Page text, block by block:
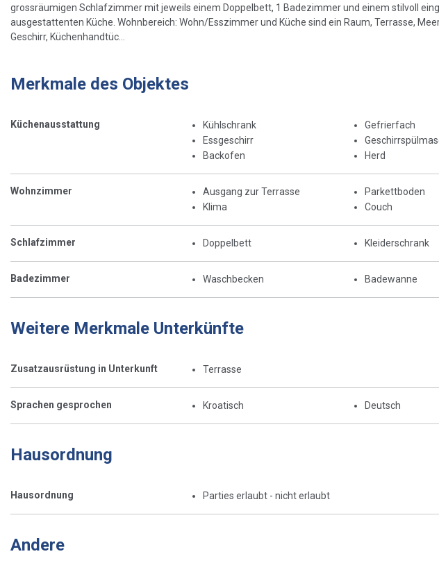
grossräumigen Schlafzimmer mit jeweils einem Doppelbett, 1 Badezimmer und einem stilvoll
ausgestattenten Küche. Wohnbereich: Wohn/Esszimmer und Küche sind ein Raum, Terrasse,
Geschirr, Küchenhandtüc...
Merkmale des Objektes
Küchenausstattung
Kühlschrank
Essgeschirr
Backofen
Gefrierfach
Herd
Wohnzimmer
Ausgang zur Terrasse
Klima
Parkettboden
Couch
Schlafzimmer Doppelbett Kleiderschrank
Badezimmer Waschbecken Badewanne
Weitere Merkmale Unterkünfte
Zusatzausrüstung in Unterkunft Terrasse
Sprachen gesprochen Kroatisch Deutsch
Hausordnung
Hausordnung Parties erlaubt - nicht erlaubt
Andere